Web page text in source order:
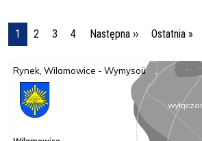
Stronicowanie
1 2 3 4 Następna ››Następna strona
Ostatnia »